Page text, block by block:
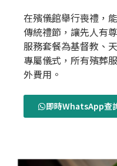
在殯儀館舉行喪禮，
傳統禮節，讓先人有
服務套餐為基督教、
專屬儀式，所有殯葬
外費用。
即時WhatsApp查